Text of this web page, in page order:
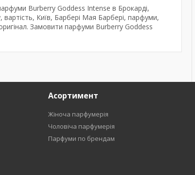
Burberry Goddess Intense в Брокарді,
Київ, Барбері Мая Барбері, парфуми,
Замовити парфуми Burberry Goddess
Асортимент
Жіноча парфумерія
Чоловіча парфумерія
Парфуми по брендам